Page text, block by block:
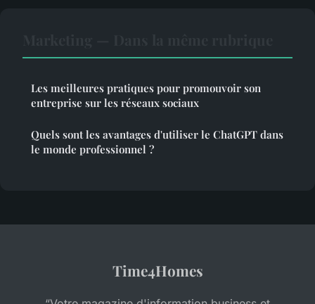
Les meilleures pratiques pour promouvoir son
entreprise sur les réseaux sociaux
Quels sont les avantages d'utiliser le ChatGPT dans
le monde professionnel ?
Time4Homes